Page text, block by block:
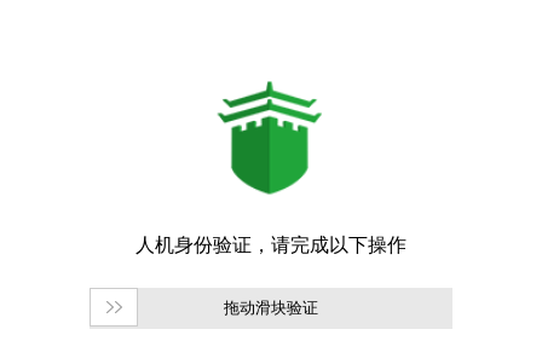
拖动滑块验证